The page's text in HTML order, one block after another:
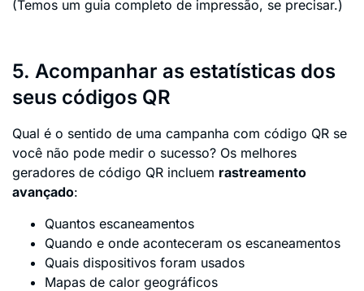
(Temos um guia completo de impressão, se precisar.)
5. Acompanhar as estatísticas dos
seus códigos QR
Qual é o sentido de uma campanha com código QR se
você não pode medir o sucesso? Os melhores
geradores de código QR incluem rastreamento
avançado:
Quantos escaneamentos
Quando e onde aconteceram os escaneamentos
Quais dispositivos foram usados
Mapas de calor geográficos